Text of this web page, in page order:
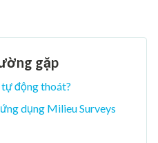
gặp
động thoát?
dụng Milieu Surveys